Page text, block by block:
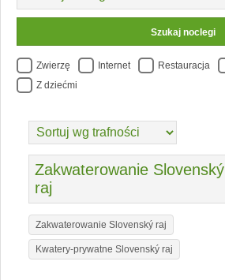
Zwierzę Internet Restauracja
Z dziećmi
Zakwaterowanie Slovenský
raj
Zakwaterowanie Slovenský raj
Kwatery-prywatne Slovenský raj